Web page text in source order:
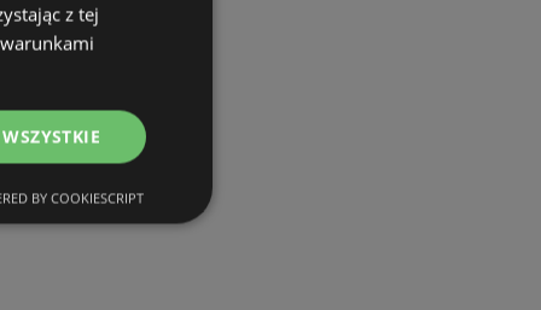
z tej
BY COOKIESCRIPT